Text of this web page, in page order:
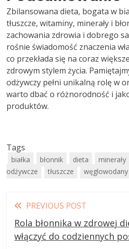
Zbilansowana dieta, bogata w
tłuszcze, witaminy, minerały i
zachowania zdrowia i dobrego
rośnie świadomość znaczenia
co przekłada się na coraz
zdrowym stylem życia.
odżywczy pełni unikalną rolę w
warto dbać o różnorodność i
produktów.
Tags
białka błonnik dieta minerały
odżywcze
tłuszcze węglowodany
Read
more
articles
PREVIOUS POST
Rola błonnika w zdrowej
włączyć do codziennych